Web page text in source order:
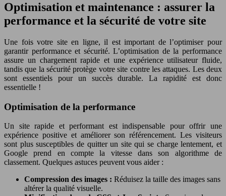
Optimisation et maintenance : assurer la
performance et la sécurité de votre site
Une fois votre site en ligne, il est important de l’optimiser pour
garantir performance et sécurité. L’optimisation de la performance
assure un chargement rapide et une expérience utilisateur fluide,
tandis que la sécurité protège votre site contre les attaques. Les deux
sont essentiels pour un succès durable. La rapidité est donc
essentielle !
Optimisation de la performance
Un site rapide et performant est indispensable pour offrir une
expérience positive et améliorer son référencement. Les visiteurs
sont plus susceptibles de quitter un site qui se charge lentement, et
Google prend en compte la vitesse dans son algorithme de
classement. Quelques astuces peuvent vous aider :
Compression des images : Réduisez la taille des images sans
altérer la qualité visuelle.